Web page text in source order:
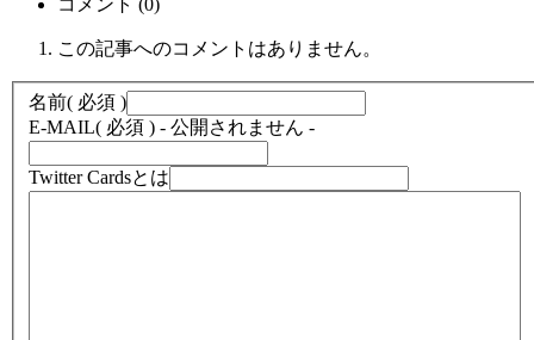
コメント (0)
この記事へのコメントはありません。
名前( 必須 )
E-MAIL( 必須 ) - 公開されません -
Twitter Cardsとは